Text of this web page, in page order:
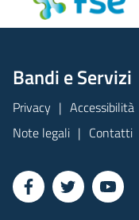
Bandi e Servizi
Privacy Accessibilità
Note legali
Contatti